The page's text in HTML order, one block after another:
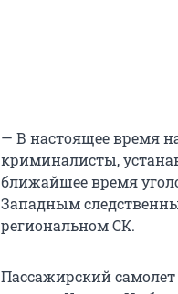
— В настоящее время
криминалисты,
ближайшее время
Западным
региональном СК.
Пассажирский